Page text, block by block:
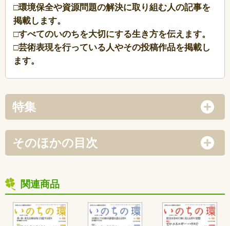
□環境保全や資源問題の解決に取り組む人の記事を
掲載します。
□すべてのいのちを大切にする生き方を伝えます。
□芸術表現を行っている人やその投稿作品を掲載し
ます。
特集
そのほかの目次
関連商品